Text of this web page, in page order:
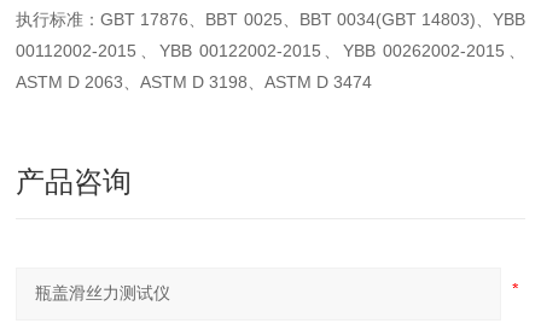
执行标准：GBT 17876、BBT 0025、BBT 0034(GBT 14803)、YBB
00112002-2015、YBB 00122002-2015、YBB 00262002-2015、
ASTM D 2063、ASTM D 3198、ASTM D 3474
产品咨询